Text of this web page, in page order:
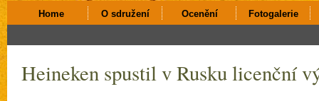
Home O sdružení Ocenění Fotogalerie
Heineken spustil v Rusku licenční